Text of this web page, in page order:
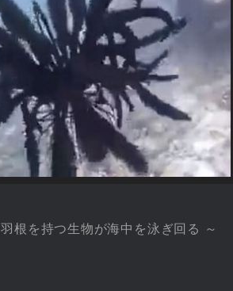
根を持つ生物が海中を泳ぎ回る ～